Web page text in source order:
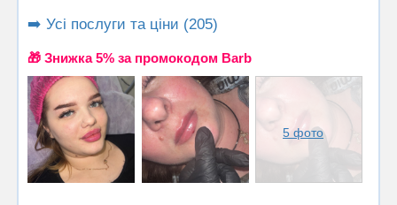
➡️ Усі послуги та ціни (205)
🎁 Знижка 5% за промокодом Barb
5 фото